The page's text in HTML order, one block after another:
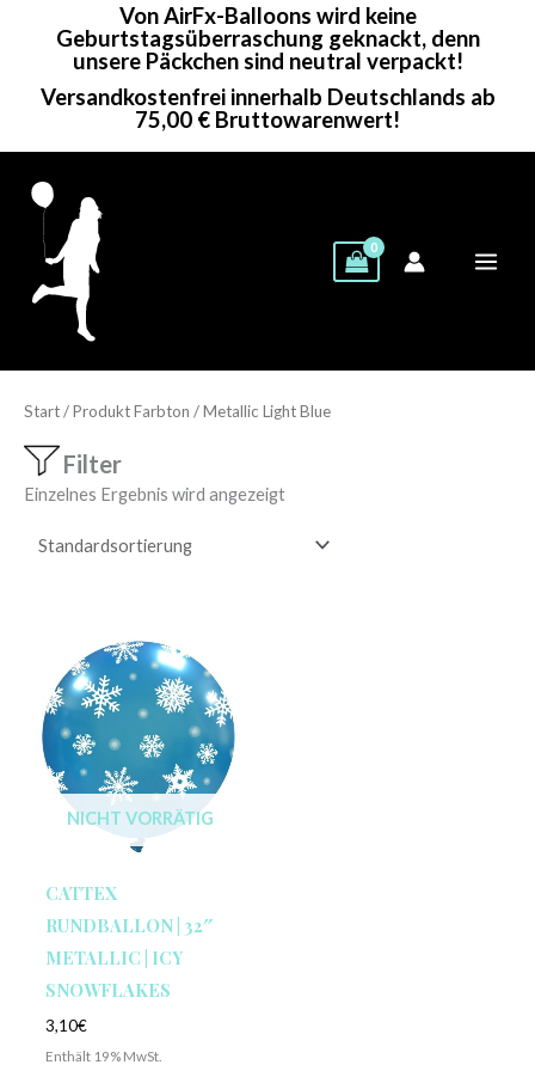
Von AirFx-Balloons wird keine
Geburtstagsüberraschung geknackt, denn
unsere Päckchen sind neutral verpackt!
Versandkostenfrei innerhalb Deutschlands ab
75,00 € Bruttowarenwert!
Start/ Produkt Farbton / Metallic Light Blue
Filter
Einzelnes Ergebnis wird angezeigt
NICHT VORRÄTIG
CATTEX
RUNDBALLON | 32″
METALLIC | ICY
SNOWFLAKES
3,10€
Enthält 19% MwSt.